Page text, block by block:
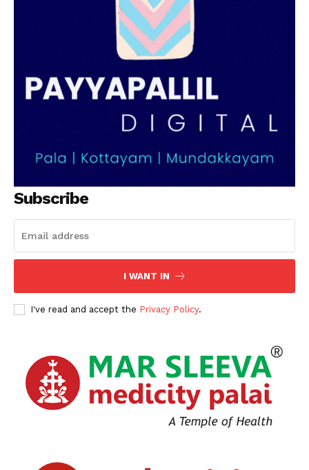
Subscribe
I WANT IN
I've read and accept the Privacy Policy.